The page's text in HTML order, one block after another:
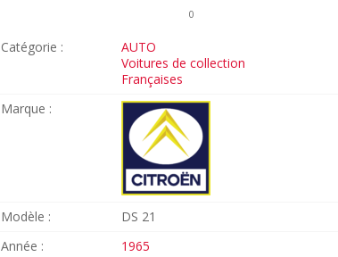
0
Catégorie :
AUTO
Voitures de collection
Françaises
Marque :
Modèle :
DS 21
Année :
1965